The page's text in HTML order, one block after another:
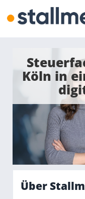
Köln in
Über